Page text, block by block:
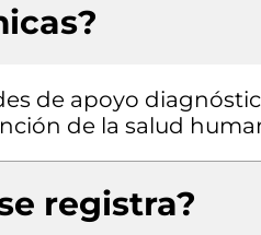
de apoyo
de la salud
registra?